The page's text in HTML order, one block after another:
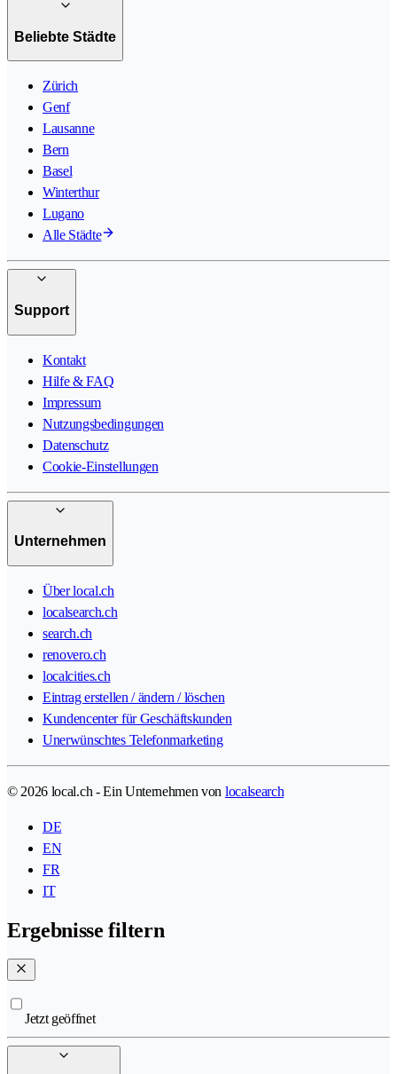
Beliebte Städte
Zürich
Genf
Lausanne
Bern
Basel
Winterthur
Lugano
Alle Städte
Support
Kontakt
Hilfe & FAQ
Impressum
Nutzungsbedingungen
Datenschutz
Cookie-Einstellungen
Unternehmen
Über local.ch
localsearch.ch
search.ch
renovero.ch
localcities.ch
Eintrag erstellen / ändern / löschen
Kundencenter für Geschäftskunden
Unerwünschtes Telefonmarketing
© 2026 local.ch - Ein Unternehmen von localsearch
DE
EN
FR
IT
Ergebnisse filtern
Jetzt geöffnet